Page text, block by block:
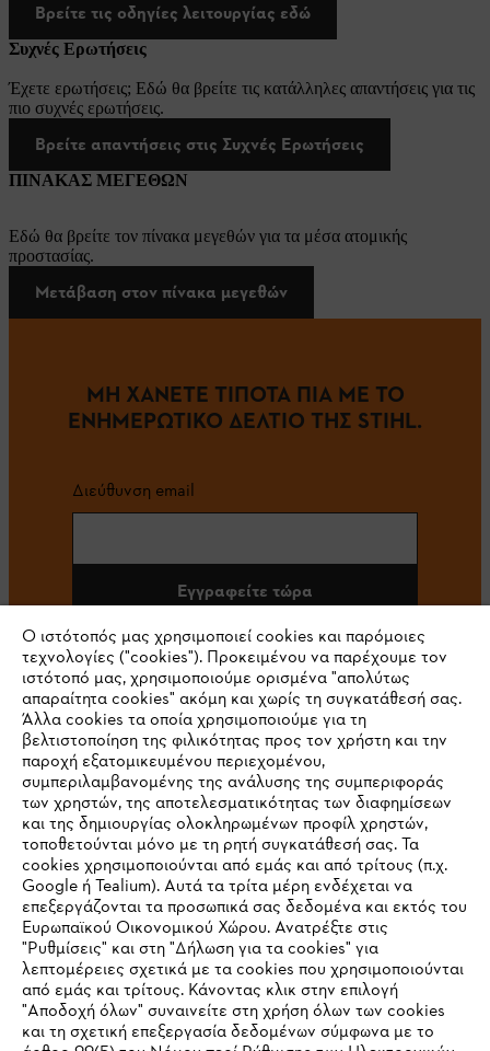
Βρείτε τις οδηγίες λειτουργίας εδώ
Συχνές Ερωτήσεις
Έχετε ερωτήσεις; Εδώ θα βρείτε τις κατάλληλες απαντήσεις για τις
πιο συχνές ερωτήσεις.
Βρείτε απαντήσεις στις Συχνές Ερωτήσεις
ΠΙΝΑΚΑΣ ΜΕΓΕΘΩΝ
Εδώ θα βρείτε τον πίνακα μεγεθών για τα μέσα ατομικής
προστασίας.
Μετάβαση στον πίνακα μεγεθών
ΜΗ ΧΑΝΕΤΕ ΤΙΠΟΤΑ ΠΙΑ ΜΕ ΤΟ
ΕΝΗΜΕΡΩΤΙΚΟ ΔΕΛΤΙΟ ΤΗΣ STIHL.
Διεύθυνση email
Εγγραφείτε τώρα
#STIHL
Εταιρεία
STIHL Συχνές ερωτήσεις
Ο ιστότοπός μας χρησιμοποιεί cookies και παρόμοιες
τεχνολογίες ("cookies"). Προκειμένου να παρέχουμε τον
ιστότοπό μας, χρησιμοποιούμε ορισμένα "απολύτως
απαραίτητα cookies" ακόμη και χωρίς τη συγκατάθεσή σας.
Άλλα cookies τα οποία χρησιμοποιούμε για τη
βελτιστοποίηση της φιλικότητας προς τον χρήστη και την
παροχή εξατομικευμένου περιεχομένου,
συμπεριλαμβανομένης της ανάλυσης της συμπεριφοράς
των χρηστών, της αποτελεσματικότητας των διαφημίσεων
και της δημιουργίας ολοκληρωμένων προφίλ χρηστών,
τοποθετούνται μόνο με τη ρητή συγκατάθεσή σας. Τα
cookies χρησιμοποιούνται από εμάς και από τρίτους (π.χ.
Google ή Tealium). Αυτά τα τρίτα μέρη ενδέχεται να
επεξεργάζονται τα προσωπικά σας δεδομένα και εκτός του
Ευρωπαϊκού Οικονομικού Χώρου. Ανατρέξτε στις
"Ρυθμίσεις" και στη "Δήλωση για τα cookies" για
λεπτομέρειες σχετικά με τα cookies που χρησιμοποιούνται
από εμάς και τρίτους. Κάνοντας κλικ στην επιλογή
"Αποδοχή όλων" συναινείτε στη χρήση όλων των cookies
και τη σχετική επεξεργασία δεδομένων σύμφωνα με το